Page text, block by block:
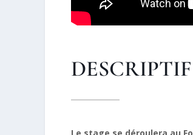
Le stage se déroulera au